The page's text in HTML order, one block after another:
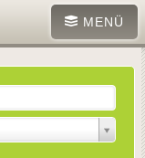
MENÜ